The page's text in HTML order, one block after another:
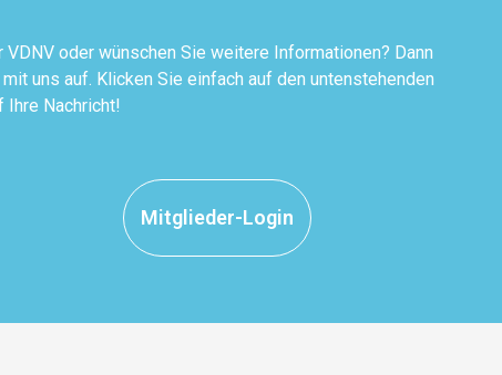
VDNV oder wünschen Sie weitere Informationen? Dann
uns auf. Klicken Sie einfach auf den untenstehenden
Ihre Nachricht!
Mitglieder-Login